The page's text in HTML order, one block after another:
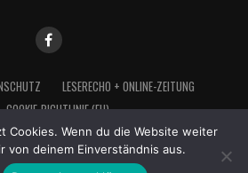
LESE­R­ECHO + ONLINE-ZEITUNG
COO­KIE-RICH­T­­LI­­NIE (EU)
Cookies. Wenn du die Website weiter
von deinem Einverständnis aus.